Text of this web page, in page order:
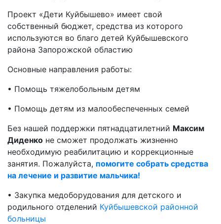
Проект «Дети Куйбышево» имеет свой
собственный бюджет, средства из которого
используются во благо детей Куйбышевского
района Запорожской областию
Основные направления работы:
• Помощь тяжелобольным детям
• Помощь детям из малообеспеченных семей
Без нашей поддержки пятнадцатилетний Максим
Диденко не сможет продолжать жизненно
необходимую реабилитацию и коррекционные
занятия. Пожалуйста, помогите собрать средства
на лечение и развитие мальчика!
• Закупка медоборудования для детского и
родильного отделений Куйбышевской районной
больницы